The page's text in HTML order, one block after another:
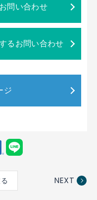
問い合わせ
るお問い合わせ
ジ
NEXT